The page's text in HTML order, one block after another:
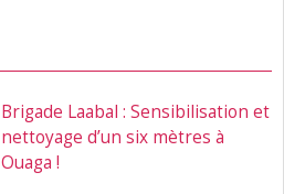
Brigade Laabal : Sensibilisation et
nettoyage d’un six mètres à
Ouaga !